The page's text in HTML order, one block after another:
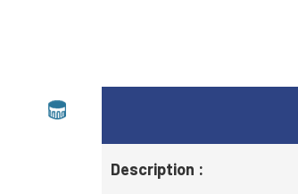
Description :